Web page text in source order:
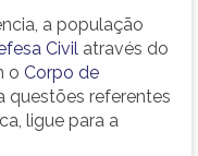
a população
Civil através do
o Corpo de
questões referentes
ligue para a